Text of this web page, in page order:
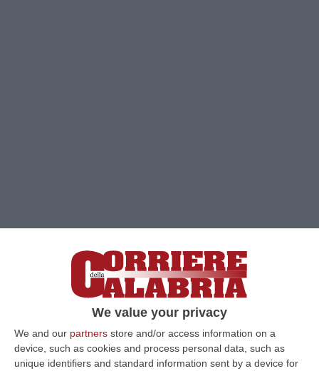
We value your privacy
We and our partners store and/or access information on a
device, such as cookies and process personal data, such as
unique identifiers and standard information sent by a device for
Clicca e segui “Corriere della Calabria” su Google News
C’è chi la chiama la gara dei “veri
spartani”. Domenica 26 luglio Tiriolo si
prepara ad ospitare una delle corse ad